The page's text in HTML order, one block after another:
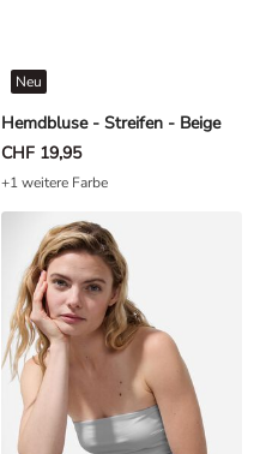
Hemdbluse - Streifen - Beige
Neu
CHF 19,95
+1 weitere Farbe